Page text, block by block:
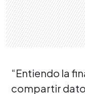
“Entiendo la
compartir